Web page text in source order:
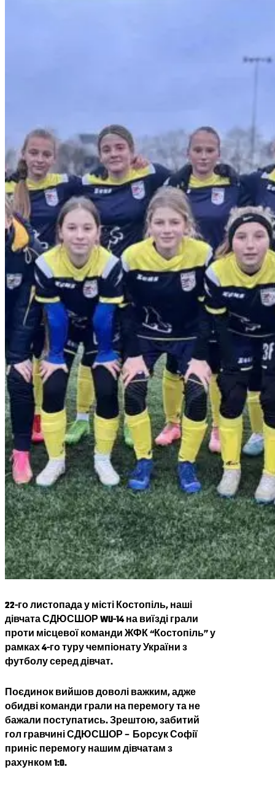
22-го листопада у місті Костопіль, наші
дівчата СДЮСШОР WU-14 на виїзді грали
проти місцевої команди ЖФК “Костопіль” у
рамках 4-го туру чемпіонату України з
футболу серед дівчат.
Поєдинок вийшов доволі важким, адже
обидві команди грали на перемогу та не
бажали поступатись. Зрештою, забитий
гол гравчині СДЮСШОР – Борсук Софії
приніс перемогу нашим дівчатам з
рахунком 1:0.